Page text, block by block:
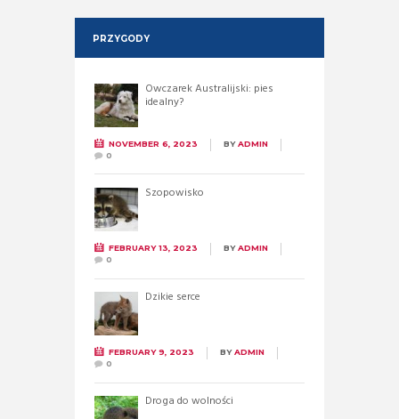
PRZYGODY
Owczarek Australijski: pies
idealny?
NOVEMBER 6, 2023 BYADMIN
0
Szopowisko
FEBRUARY 13, 2023 BYADMIN
0
Dzikie serce
FEBRUARY 9, 2023 BYADMIN
0
Droga do wolności